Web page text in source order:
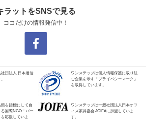
ラットをSNSで見る
ココだけの情報発信中！
団法人 日本通信
ワンステップは個人情報保護に取り組
む企業を示す「プライバシーマーク」
を取得しています。
を指標にして自
国際NGO「バー
を応援していま
ワンステップは一般社団法人日本オフ
ィス家具協会 JOIFAに加盟していま
す。